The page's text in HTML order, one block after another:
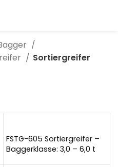
Sortiergreifer
FSTG-605 Sortiergreifer –
Baggerklasse: 3,0 – 6,0 t